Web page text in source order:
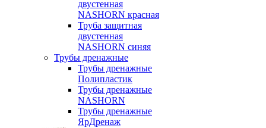
двустенная
NASHORN красная
Труба защитная
двустенная
NASHORN синяя
Трубы дренажные
Трубы дренажные
Полипластик
Трубы дренажные
NASHORN
Трубы дренажные
ЯрДренаж